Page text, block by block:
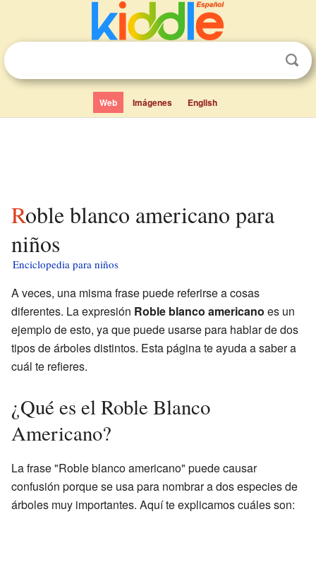
Web Imágenes English
Roble blanco americano para
niños
Enciclopedia para niños
A veces, una misma frase puede referirse a cosas
diferentes. La expresión Roble blanco americano es un
ejemplo de esto, ya que puede usarse para hablar de dos
tipos de árboles distintos. Esta página te ayuda a saber a
cuál te refieres.
¿Qué es el Roble Blanco
Americano?
La frase "Roble blanco americano" puede causar
confusión porque se usa para nombrar a dos especies de
árboles muy importantes. Aquí te explicamos cuáles son: